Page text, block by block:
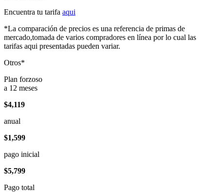
Encuentra tu tarifa aqui
*La comparación de precios es una referencia de primas de
mercado,tomada de varios compradores en línea por lo cual las
tarifas aqui presentadas pueden variar.
Otros*
Plan forzoso
a 12 meses
$4,119
anual
$1,599
pago inicial
$5,799
Pago total